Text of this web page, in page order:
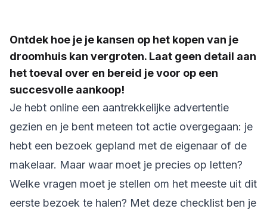
Ontdek hoe je je kansen op het kopen van je
droomhuis kan vergroten. Laat geen detail aan
het toeval over en bereid je voor op een
succesvolle aankoop!
Je hebt online een aantrekkelijke advertentie
gezien en je bent meteen tot actie overgegaan: je
hebt een bezoek gepland met de eigenaar of de
makelaar. Maar waar moet je precies op letten?
Welke vragen moet je stellen om het meeste uit dit
eerste bezoek te halen? Met deze checklist ben je